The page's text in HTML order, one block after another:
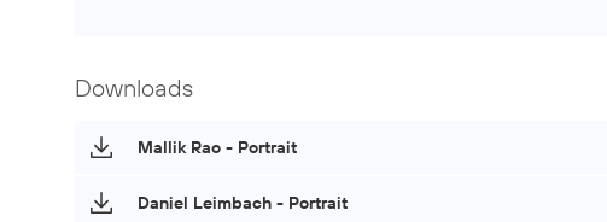
Downloads
Mallik Rao - Portrait
Daniel Leimbach - Portrait